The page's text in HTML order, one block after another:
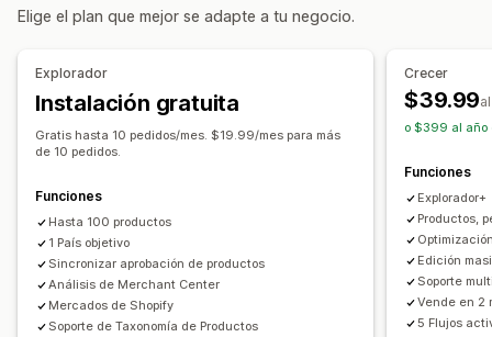
Publicaciones personalizadas
Administración de pedidos
Sincronización de inventario
Múltiples idiomas Sincronización de variantes
Gestión de feed
Sincronización de productos
Actualizaciones de tienda
Actualizaciones en tiempo real
Selección de productos
Feeds de públicos objetivos específicos
Soporte técnico de inventario Gestión de GTIN
Headless
Optimización de feed Monitoreo de rendimiento
Múltiples formatos
Elige el plan que mejor se adapte a tu negocio.
Explorador
Instalación gratuita
Gratis hasta 10 pedidos/mes. $19.99/mes para más
de 10 pedidos.
Funciones
Hasta 100 productos
1 País objetivo
Sincronizar aprobación de productos
Análisis de Merchant Center
Mercados de Shopify
Soporte de Taxonomía de Productos
Crecer
$39.99
o $399 al año
Funciones
Explorador+
Productos,
Edición
Soporte
Vende en 2
5 Flujos